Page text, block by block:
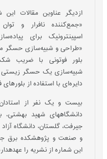
ازدیگر عناوین مقالات
«جمع‌کننده نافرار و
اسپینترونیک برای
«طراحی و شبیه‌سازی حسگر
بلور فوتونی با ضریب
شبیه‌سازی یک حسگر زیستی
دایره‌ای با استفاده از
بیست و یک نفر از
دانشگاه­های شهید بهشتی،
جیرفت، گلستان، دانشگاه
و صنعت و پژوهشکده برق
این شماره از نشریه را